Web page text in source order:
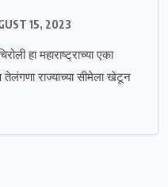
15, 2023
हा महाराष्ट्राच्या एका
राज्याच्या सीमेला खेटून